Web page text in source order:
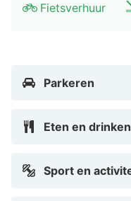
Fietsverhuur
Parkeren
Eten en drinken
Sport en